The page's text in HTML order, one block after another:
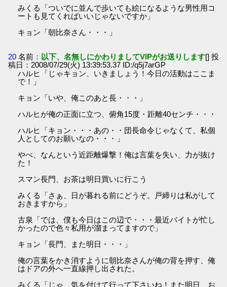
みくる「ついでに並んで歩いても絵になるような男性用コ
ートも見てくればいいじゃないですか」
キョン「朝比奈さん・・・」
20 名前： 以下、名無しにかわりましてVIPがお送りします[] 投
稿日：2008/07/29(火) 13:39:53.37 ID:/q5j7arGP
ハルヒ「じゃキョン、いきましょう！今日の活動はここま
で！」
キョン「いや、俺このあと長・・・」
ハルヒが俺の正面に立つ、俯角15度・距離40センチ・・・
ハルヒ「キョン・・・あの・・団長命令じゃなくて、私個
人としてのお願いなの・・・」
やべ、なんという近距離爆撃！俺は言葉を失い、力が抜け
た！
スマン長門、お茶は明日買いに行こう
みくる「さぁ、日が暮れる前にどうぞ。戸締りは私がして
おきますから」
古泉「では、僕も今日はこの辺で・・・最近バイトが忙し
かったので色々私用が溜まってますので」
キョン「長門、また明日・・・」
俺の言葉をかき消すように朝比奈さんが俺の背を押す、俺
はドアの外へ一直線押し出された。
みくる「じゃ、気を付けて行って下さいね！また明日、お